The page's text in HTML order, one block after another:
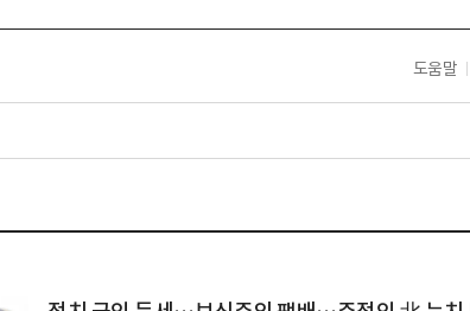
도움말